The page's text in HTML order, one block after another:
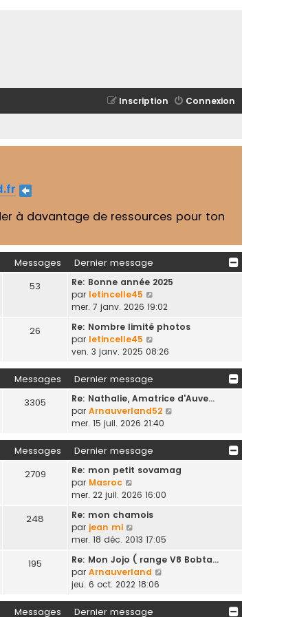
Connexion
Inscription
à davantage de ressources pour ton
Messages Dernier message
53
Re: Bonne année 2025
par letincelle45
o
s
l
t
r
l
e
d
e
n
e
s
a
g
e
mer. 7 janv. 2026 19:02
26
Re: Nombre limité photos
par letincelle45
o
u
l
t
e
r
e
d
r
e
m
e
s
s
ven. 3 janv. 2025 08:26
Messages Dernier message
3305
Re: Nathalie, Amatrice d'Auve…
par Arnauverland52
u
l
e
mer. 15 juil. 2026 21:40
Messages Dernier message
2709
Re: mon petit sovamag
par Masroc
o
s
l
t
e
r
mer. 22 juil. 2026 16:00
248
Re: mon chamois
par jean mi
o
n
s
u
l
t
e
mer. 18 déc. 2013 17:05
195
Re: Mon Jojo ( range V8 Bobta…
par Arnauverland
jeu. 6 oct. 2022 18:06
Messages Dernier message